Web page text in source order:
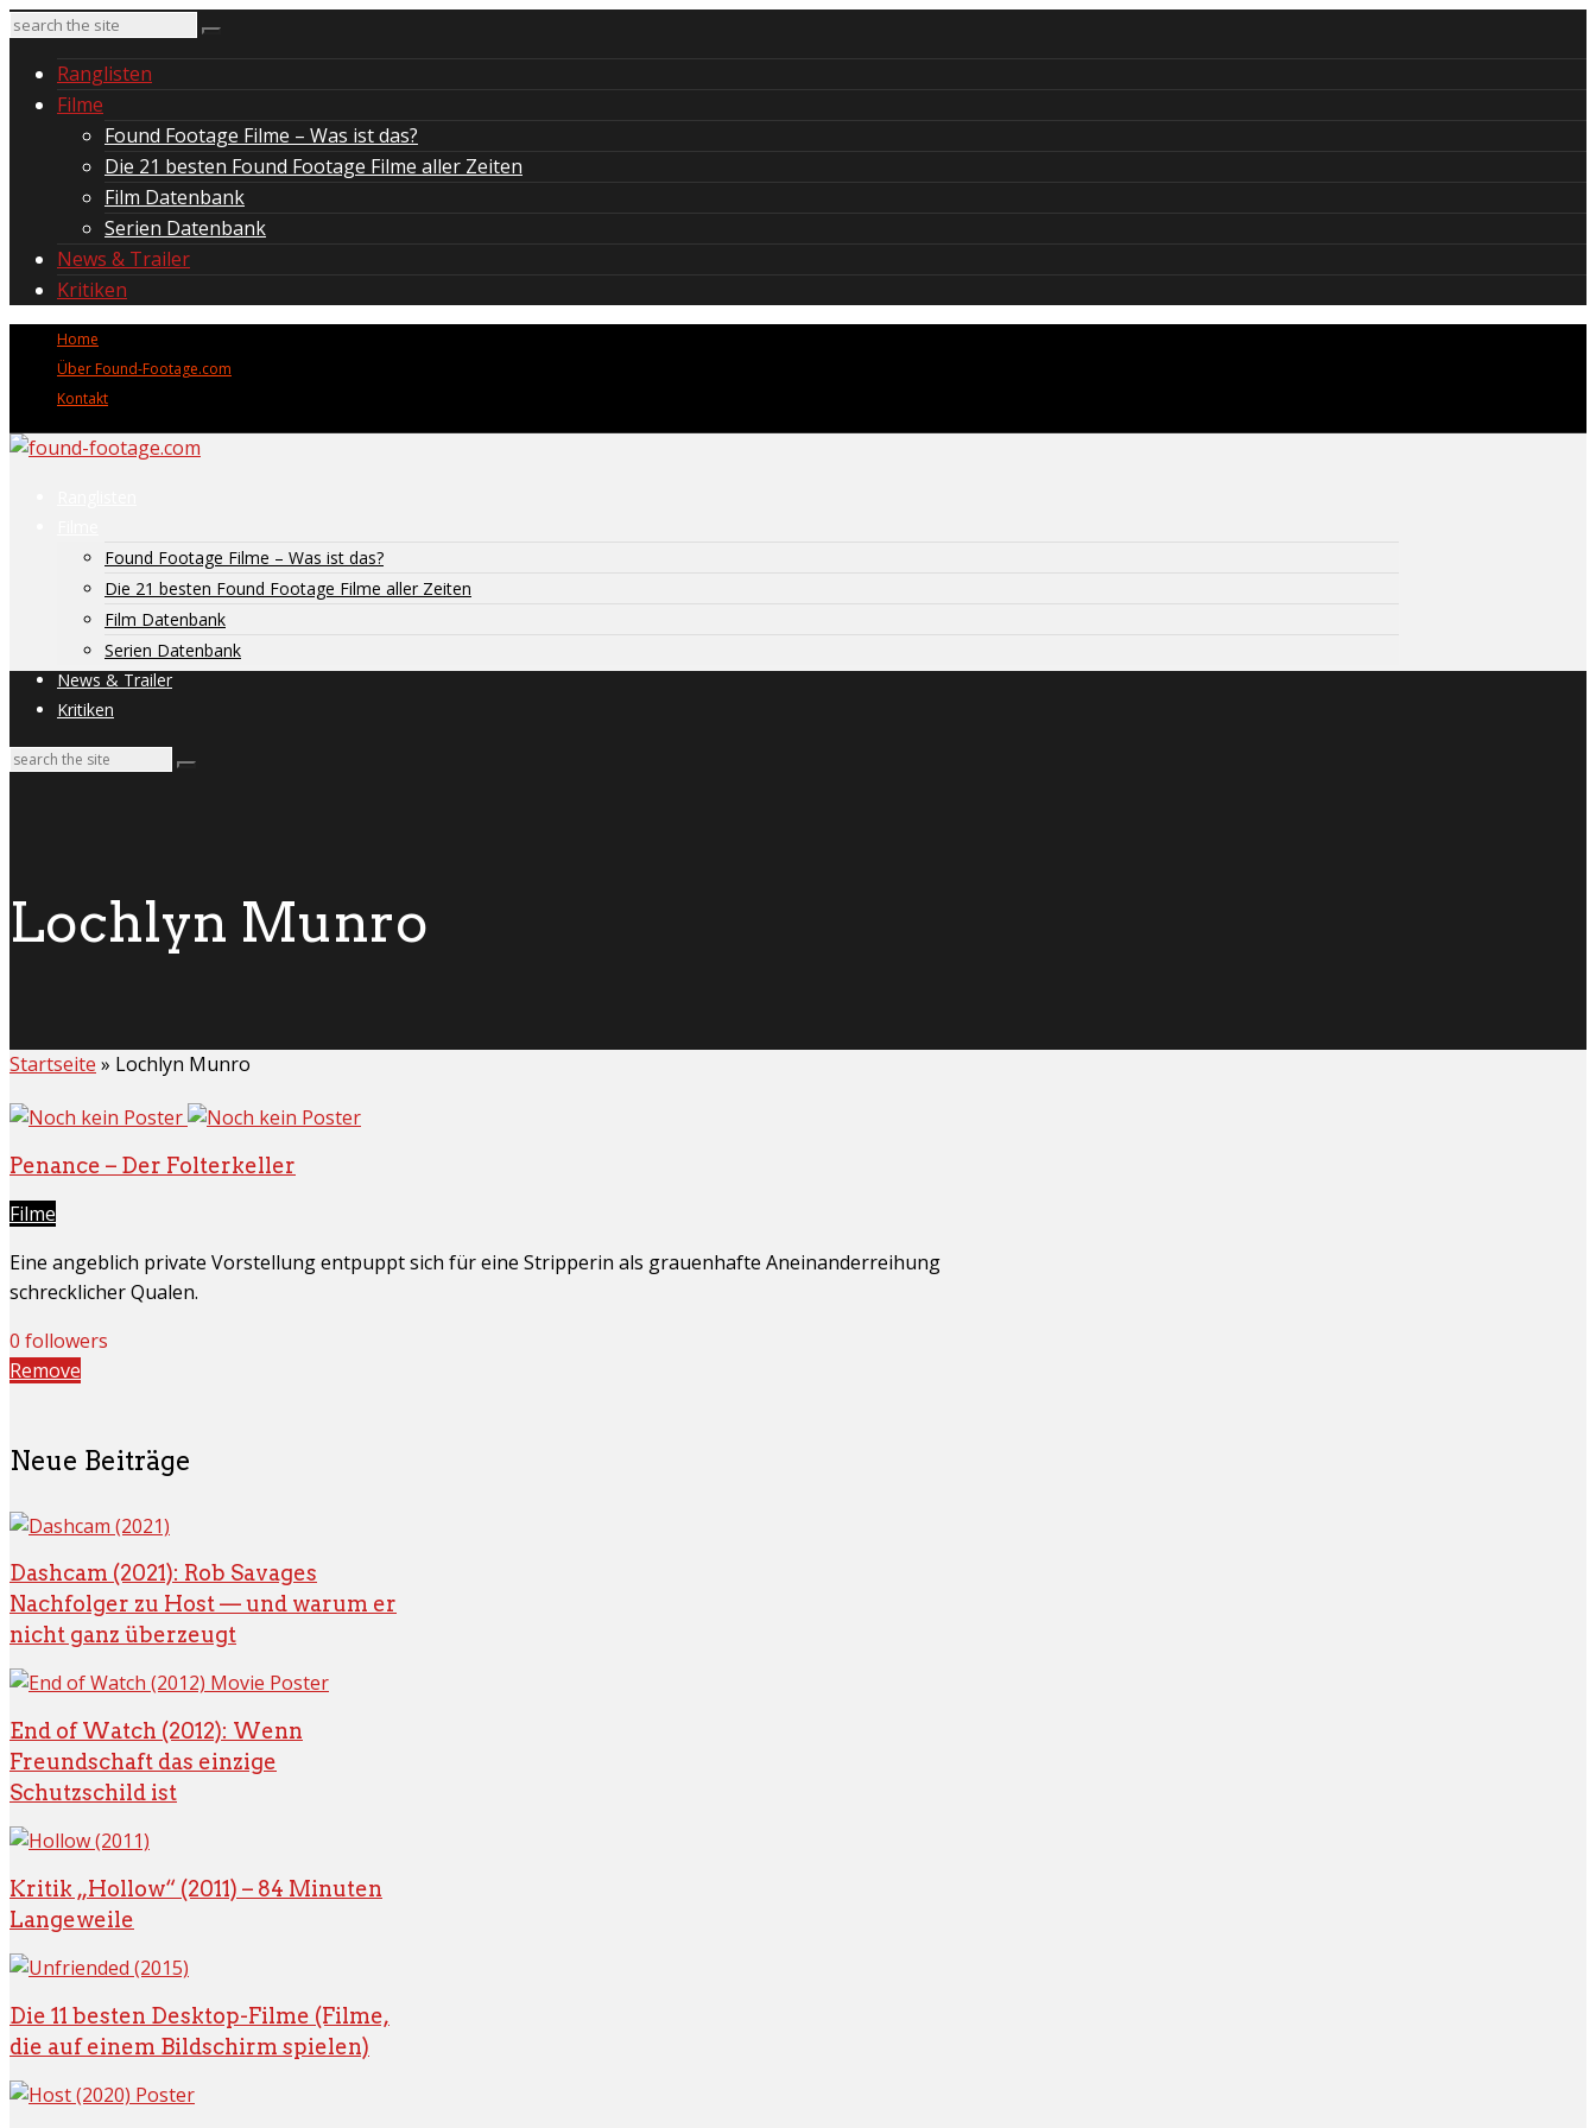
Ranglisten
Filme
Found Footage Filme – Was ist das?
Die 21 besten Found Footage Filme aller Zeiten
Film Datenbank
Serien Datenbank
News & Trailer
Kritiken
Home
Über Found-Footage.com
Kontakt
Found Footage Filme – Was ist das?
Die 21 besten Found Footage Filme aller Zeiten
Film Datenbank
Serien Datenbank
News & Trailer
Kritiken
Lochlyn Munro
Startseite » Lochlyn Munro
Penance – Der Folterkeller
Filme
Eine angeblich private Vorstellung entpuppt sich für eine Stripperin als grauenhafte Aneinanderreihung
schrecklicher Qualen.
0 followers
Remove
Neue Beiträge
Dashcam (2021): Rob Savages
Nachfolger zu Host — und warum er
nicht ganz überzeugt
End of Watch (2012): Wenn
Freundschaft das einzige
Schutzschild ist
Kritik „Hollow“ (2011) – 84 Minuten
Langeweile
Die 11 besten Desktop-Filme (Filme,
die auf einem Bildschirm spielen)